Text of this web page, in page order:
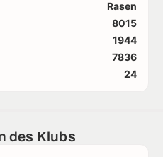
Rasen
8015
1944
7836
24
des Klubs